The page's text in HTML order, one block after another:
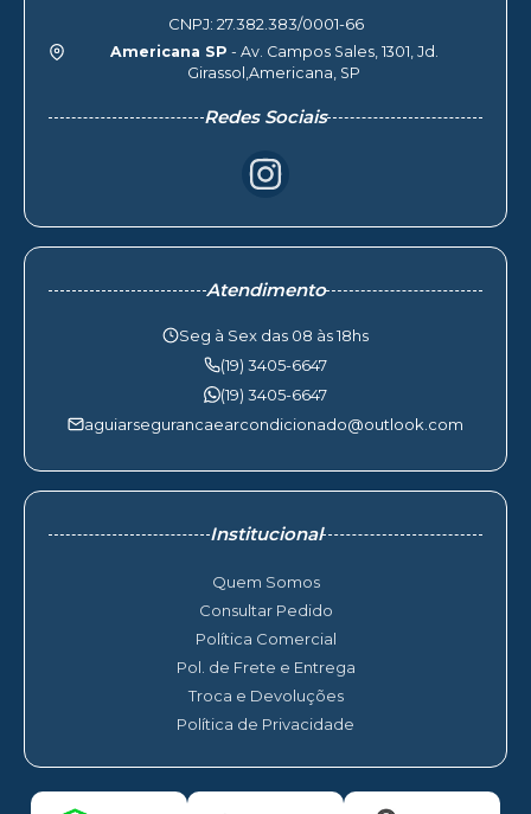
CNPJ: 27.382.383/0001-66
Americana SP - Av. Campos Sales, 1301, Jd.
Girassol,Americana, SP
Redes Sociais
Atendimento
Seg à Sex das 08 às 18hs
(19) 3405-6647
(19) 3405-6647
aguiarsegurancaearcondicionado@outlook.com
Institucional
Quem Somos
Consultar Pedido
Política Comercial
Pol. de Frete e Entrega
Troca e Devoluções
Política de Privacidade